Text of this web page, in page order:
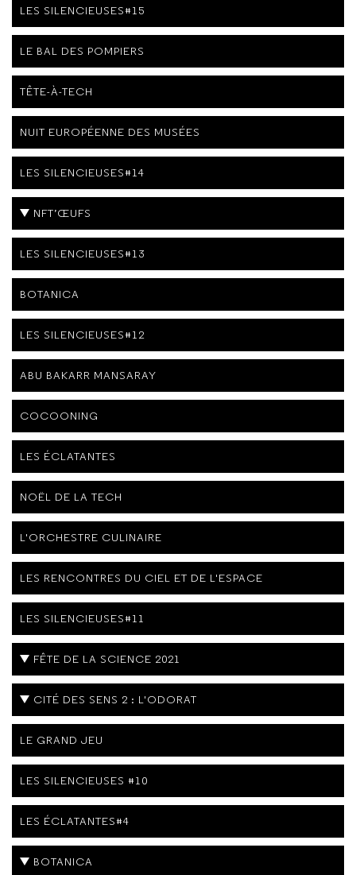
LES SILENCIEUSES#15
LE BAL DES POMPIERS
TÊTE-À-TECH
NUIT EUROPÉENNE DES MUSÉES
LES SILENCIEUSES#14
NFT’ŒUFS
LES SILENCIEUSES#13
BOTANICA
LES SILENCIEUSES#12
ABU BAKARR MANSARAY
COCOONING
LES ÉCLATANTES
NOËL DE LA TECH
L'ORCHESTRE CULINAIRE
LES RENCONTRES DU CIEL ET DE L'ESPACE
LES SILENCIEUSES#11
FÊTE DE LA SCIENCE 2021
CITÉ DES SENS 2 : L'ODORAT
LE GRAND JEU
LES SILENCIEUSES #10
LES ÉCLATANTES#4
BOTANICA